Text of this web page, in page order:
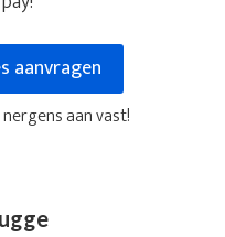
aanvragen
aan vast!